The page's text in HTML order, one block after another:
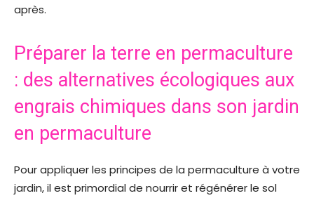
après.
Préparer la terre en permaculture
: des alternatives écologiques aux
engrais chimiques dans son jardin
en permaculture
Pour appliquer les principes de la permaculture à votre
jardin, il est primordial de nourrir et régénérer le sol